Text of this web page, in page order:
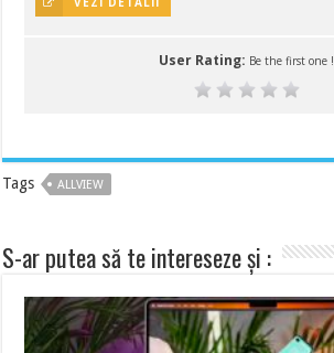
User Rating: Be the first one !
Tags ALLVIEW
S-ar putea să te intereseze și :